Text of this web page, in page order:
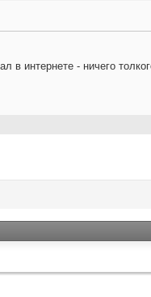
в интернете - ничего